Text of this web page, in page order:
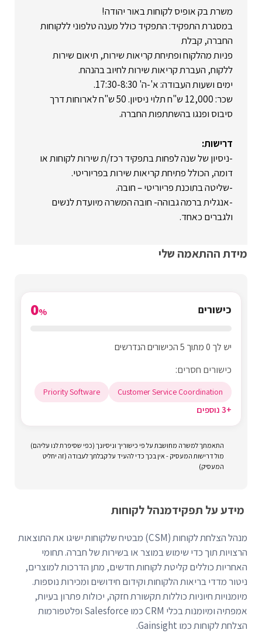
משרת בק אופיס לקוחות באור יהודה!
במסגרת התפקיד: התפקיד כולל מענה טלפוני ללקוחות
החברה, קבלת
פניות מהלקוח ופתיחת קריאות שירות, תיאום שירות
ללקוח, העברת קריאות שירות לחיוב בהנהח.
ימים ושעות העבודה: א'-ה' 17:30-8:30.
שכר: 12,000 ש"ח תלוי ניסיון. 50 ש"ח לארוחות דרך
סיבוס ופנגו בהשתתפות החברה.
דרישות:
-ניסיון של שנה לפחות בתפקיד רכז/ת שירות לקוחות או
דומה, הכולל פתיחת קריאות שירות בפריוריטי.
-שליטה בתוכנת פריוריטי – חובה.
-אנגלית ברמה גבוהה- חובה המשרה מיועדת לנשים
ולגברים כאחד.
מידת ההתאמה שלי
כישורים 0%
יש לך 0 מתוך 5 הכישורים הנדרשים
כישורים חסרים:
Customer Service Coordination
Priority Software
+3 נוספים
התאמתך למשרה מחושבת על פי כישוריך וניסיונך (כפי שסיפרת לנו עליהם)
מול דרישות המעסיק - אין בכך כדי להעיד על קבלתך לעבודה (זה יחליט
המעסיק)
מידע על תפקידמנהל לקוחות
מנהל הצלחת לקוחות (CSM) מבטיח שלקוחות ישיגו את התוצאות
הרצויות תוך כדי שימוש במוצר או בשירות של חברה. תחומי
האחריות כוללים קליטת לקוחות חדשים, מתן הדרכות למוצרים,
ניטור מדדי בריאות הלקוחות וקידום חידושים ומכירות נוספות.
מיומנויות חיוניות כוללות תקשורת חזקה, יכולות פתרון בעיות,
אמפתיה ומיומנות בכלי CRM כמו Salesforce ופלטפורמות
הצלחת לקוחות כמו Gainsight.